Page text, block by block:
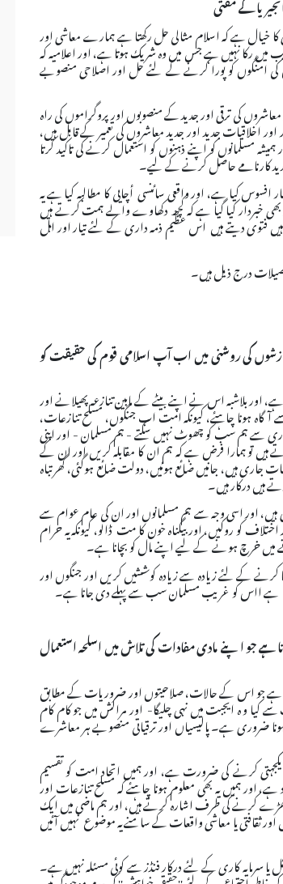
کے مفتی
کا خیال ہے کہ اسلام مثالی حل رکھتا ہے ہمارے معاشی اور
میں رکا نہیں ہے جس میں وہ شریک ہوتا ہے، اور اعلامیہ کہ
کی امنگوں کو پورا کرنے کے لئے حل اور اصلاحی منصوبے
کی ترقی اور جدید کے منصوبوں اور پروگراموں کی راہ
جدید اور جدید معاشروں کی تعمیر کے قابل ہیں،
مسلمانوں کو اپنے ذہنوں کو استعمال کرنے کی تاکید کرتا
کارنامے حاصل کرنے کے لیے۔
کیا ہے، اور واقعی سائنسی أچایی کا مطالبہ کیا ہے یہ
بھی خبردار کیا گیا ہے کہ کچھ دکھاوے والے ہمت کرتے ہیں
فتوی دیتے ہیں اس عظیم ذمہ داری کے لئے تیار اور اہل
درج ذیل ہیں۔
کی روشنی میں اب آپ اسلامی قوم کی حقیقت کو
بلاشبہ اس نے اپنے بیٹے کے مابین تنازعہ پھیلانے اور
ہونا چاہئے، کیونکہ امت اب جنگوں، مسلح تنازعات،
سے ہم سب کو چھوٹ نہیں سکتے - ہم مسلمان - اور اپنی
تو ہمارا فرض ہے کہ ہم ان کا مقابلہ کریں اور ان کے
جاری ہیں، جانیں ضائع ہوئیں، دولت ضائع ہوگئی، گھر تباہ
ہیں درکار ہیں۔
ہیں، اور اسی وجہ سے ہم مسلمانوں اور ان کی عام عوام سے
کو روکیں، اور بیگناہ خون کا مت ڈالو، کیونکہ یہ حرام
میں خرچ ہونے کے لیے اپنے مال کو بچانا ہے۔
کرنے کے لئے زیادہ سے زیادہ کوششیں کریں اور جنگوں اور
ہوتا ہے ااس کو غریب مسلمان سب سے پہلے دی جانا ہے۔
ہے جو اپنے مادی مفادات کی تلاش میں اسلحہ استعمال
ہے جو اس کے حالات، صلاحیتوں اور ضروریات کے مطابق
و ہ ایجبت میں نہی چلیگا- اور مراکش میں جو کام کام
ضروری ہے۔ پالیسیاں اور ترقیاتی منصوبے ہر معاشرے
کرنے کی ضرورت ہے، اور ہمیں اتحاد امت کو تقسیم
ہمیں یہ بھی معلوم ہونا چاہئے کہ مسلح تنازعات اور
کرنے کی طرف اشارہ کرتے ہیں، اور ہم ماضی میں ایک
اور ثقافتی یا معاشی واقعات کے سامنے یہ موضوع نہیں آئیں
سرمایہ کاری کے لئے درکار فنڈز سے کوئی مسئلہ نہیں ہے۔